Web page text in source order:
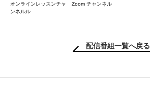
オンラインレッスンチャ
ンネルル
Zoom チャンネル
配信番組一覧へ戻る